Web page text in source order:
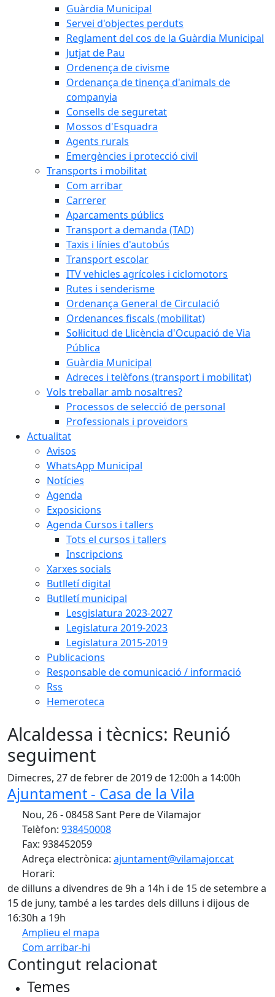
Guàrdia Municipal
Servei d'objectes perduts
Reglament del cos de la Guàrdia Municipal
Jutjat de Pau
Ordenença de civisme
Ordenança de tinença d'animals de
companyia
Consells de seguretat
Mossos d'Esquadra
Agents rurals
Emergències i protecció civil
Transports i mobilitat
Com arribar
Carrerer
Aparcaments públics
Transport a demanda (TAD)
Taxis i línies d'autobús
Transport escolar
ITV vehicles agrícoles i ciclomotors
Rutes i senderisme
Ordenança General de Circulació
Ordenances fiscals (mobilitat)
Sol·licitud de Llicència d'Ocupació de Via
Pública
Guàrdia Municipal
Adreces i telèfons (transport i mobilitat)
Vols treballar amb nosaltres?
Processos de selecció de personal
Professionals i proveïdors
Actualitat
Avisos
WhatsApp Municipal
Notícies
Agenda
Exposicions
Agenda Cursos i tallers
Tots el cursos i tallers
Inscripcions
Xarxes socials
Butlletí digital
Butlletí municipal
Lesgislatura 2023-2027
Legislatura 2019-2023
Legislatura 2015-2019
Publicacions
Responsable de comunicació / informació
Rss
Hemeroteca
Alcaldessa i tècnics: Reunió
seguiment
Dimecres, 27 de febrer de 2019 de 12:00h a 14:00h
Ajuntament - Casa de la Vila
Nou, 26 - 08458 Sant Pere de Vilamajor
Telèfon: 938450008
Fax: 938452059
Adreça electrònica: ajuntament@vilamajor.cat
Horari:
de dilluns a divendres de 9h a 14h i de 15 de setembre a
15 de juny, també a les tardes dels dilluns i dijous de
16:30h a 19h
Amplieu el mapa
Com arribar-hi
+
Contingut relacionat
Temes